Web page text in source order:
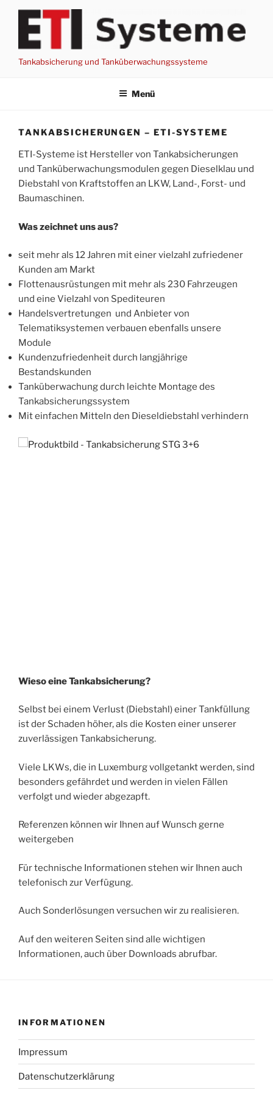
Zum
springen
Tankabsicherung und Tanküberwachungssysteme
Menü
TANKABSICHERUNGEN – ETI-SYSTEME
ETI-Systeme ist Hersteller von Tankabsicherungen
und Tanküberwachungsmodulen gegen Dieselklau und
Diebstahl von Kraftstoffen an LKW, Land-, Forst- und
Baumaschinen.
Was zeichnet uns aus?
seit mehr als 12 Jahren mit einer vielzahl zufriedener
Kunden am Markt
Flottenausrüstungen mit mehr als 230 Fahrzeugen
und eine Vielzahl von Spediteuren
Handelsvertretungen und Anbieter von
Telematiksystemen verbauen ebenfalls unsere
Module
Kundenzufriedenheit durch langjährige
Bestandskunden
Tanküberwachung durch leichte Montage des
Tankabsicherungssystem
Mit einfachen Mitteln den Dieseldiebstahl verhindern
Wieso eine Tankabsicherung?
Selbst bei einem Verlust (Diebstahl) einer Tankfüllung
ist der Schaden höher, als die Kosten einer unserer
zuverlässigen Tankabsicherung.
Viele LKWs, die in Luxemburg vollgetankt werden, sind
besonders gefährdet und werden in vielen Fällen
verfolgt und wieder abgezapft.
Referenzen können wir Ihnen auf Wunsch gerne
weitergeben
Für technische Informationen stehen wir Ihnen auch
telefonisch zur Verfügung.
Auch Sonderlösungen versuchen wir zu realisieren.
Auf den weiteren Seiten sind alle wichtigen
Informationen, auch über Downloads abrufbar.
INFORMATIONEN
Impressum
Datenschutzerklärung